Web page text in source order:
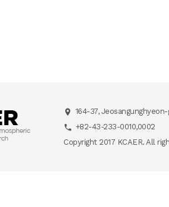
164-37,
+82-43-233-0010,0002
Copyright 2017 KCAER. All